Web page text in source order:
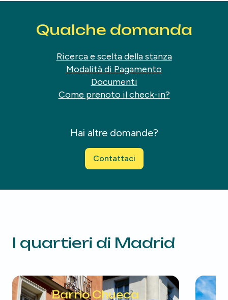
Qualche domanda
Ricerca e scelta della stanza
Modalità di Pagamento
Documenti
Come prenoto il check-in?
Hai altre domande?
Contattaci
I quartieri di Madrid
Barrio Chueca